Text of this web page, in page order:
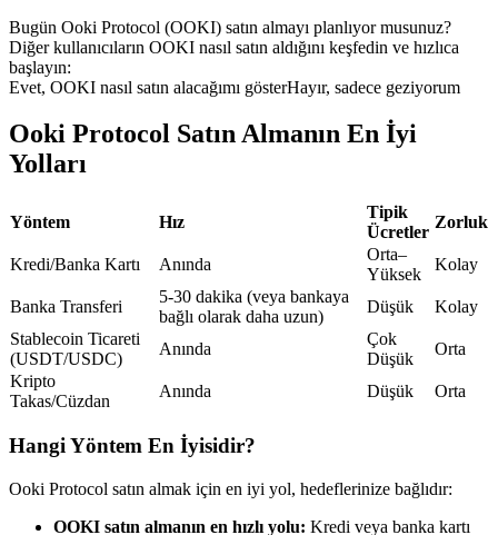
USDC Vadeli İşlemleri
USDC'yi teminat olarak kullanan vadeli işlemler
En iyi traderlarla güçlerinizi birleştirin
Bugün Ooki Protocol (OOKI) satın almayı planlıyor musunuz?
Diğer kullanıcıların OOKI nasıl satın aldığını keşfedin ve hızlıca
başlayın:
Evet, OOKI nasıl satın alacağımı gösterHayır, sadece geziyorum
Ooki Protocol Satın Almanın En İyi
Yolları
Yöntem Hız
Tipik
Ücretler
Zorluk
Kredi/Banka Kartı Anında
Orta–
Yüksek
Kolay
Banka Transferi
5-30 dakika (veya bankaya
bağlı olarak daha uzun)
Düşük
Kolay
Stablecoin Ticareti
(USDT/USDC)
Anında
Çok
Düşük
Orta
Kripto
Takas/Cüzdan
Anında Düşük Orta
Hangi Yöntem En İyisidir?
Ooki Protocol satın almak için en iyi yol, hedeflerinize bağlıdır:
OOKI satın almanın en hızlı yolu: Kredi veya banka kartı